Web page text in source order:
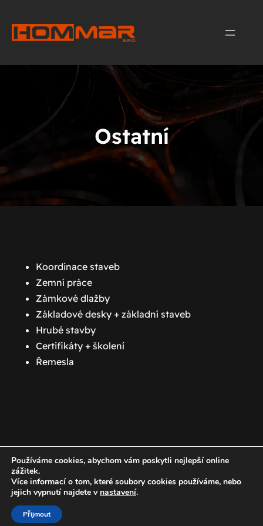
Ostatní
Koordinace staveb
Zemní práce
Zámkové dlažby
Základové desky + základní staveb
Hrubé stavby
Certifikáty + školení
Řemesla
+420 776 774 777
Homolka Martin
Používáme cookies, abychom vám poskytli nejlepší online
zážitek.
Více informací o tom, které soubory cookies používáme, nebo
jejich vypnutí najdete v nastavení.
Přijmout